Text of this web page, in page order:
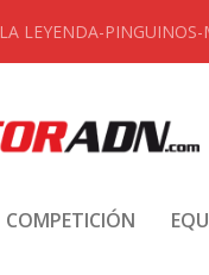
LA LEYENDA-PINGUINOS-
COMPETICIÓN